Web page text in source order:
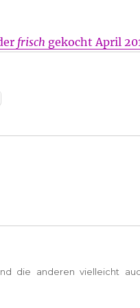
frisch gekocht April
die anderen vielleicht